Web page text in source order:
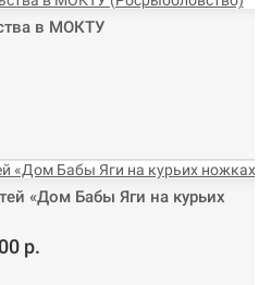
в МОКТУ
«Дом Бабы Яги на курьих
р.